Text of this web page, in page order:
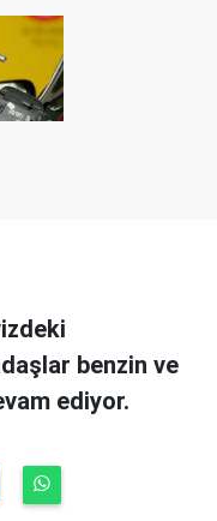
benzin ve
ediyor.